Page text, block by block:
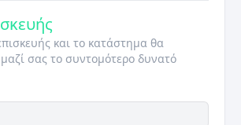
και το κατάστημα θα
σας το συντομότερο δυνατό